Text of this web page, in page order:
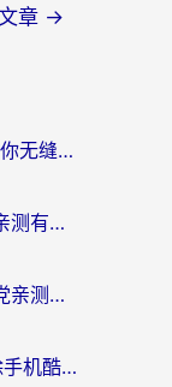
章 →
美国翻回国内app怎么选？3步教你无缝刷剧、登12123、访问国内网站
优酷地域限制怎么关闭？海外党亲测有效的追剧加速器选择指南
抖音音乐地区限制怎么办？海外党亲测有效的听歌自由指南
在国外听不了酷我音乐？3步解除手机酷我音乐海外限制，附实测好用加速器